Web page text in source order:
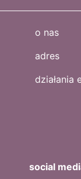
o nas
adres
działania
social